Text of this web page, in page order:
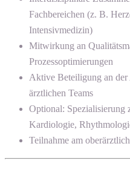
Fachbereichen (z. B.
Intensivmedizin)
Mitwirkung an
Prozessoptimierungen
Aktive Beteiligung an
ärztlichen Teams
Optional: Spezialisierung
Kardiologie,
Teilnahme am